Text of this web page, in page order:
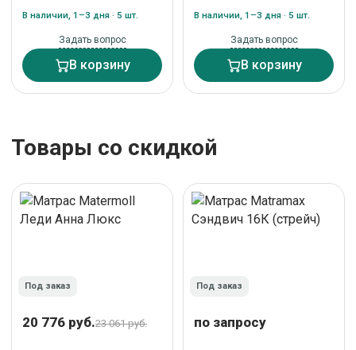
В наличии, 1–3 дня · 5 шт.
Задать вопрос
В корзину
В наличии, 1–3 дня · 5 шт.
Задать вопрос
В корзину
Товары со скидкой
Под заказ
20 776 руб.23 061 руб.
Под заказ
по запросу